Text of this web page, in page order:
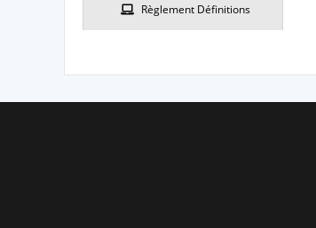
Règlement Définitions